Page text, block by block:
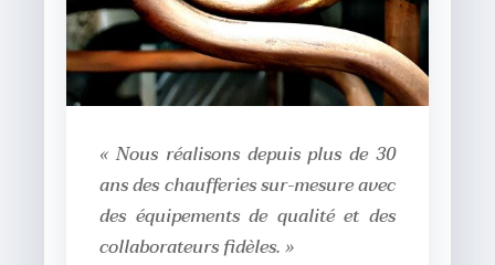
« Nous réalisons depuis plus de 30
ans des chaufferies sur-mesure avec
des équipements de qualité et des
collaborateurs fidèles. »